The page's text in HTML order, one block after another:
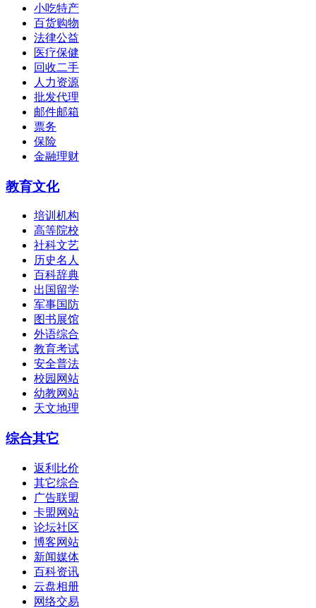
小吃特产
百货购物
法律公益
医疗保健
回收二手
人力资源
批发代理
邮件邮箱
票务
保险
金融理财
教育文化
培训机构
高等院校
社科文艺
历史名人
百科辞典
出国留学
军事国防
图书展馆
外语综合
教育考试
安全普法
校园网站
幼教网站
天文地理
综合其它
返利比价
其它综合
广告联盟
卡盟网站
论坛社区
博客网站
新闻媒体
百科资讯
云盘相册
网络交易